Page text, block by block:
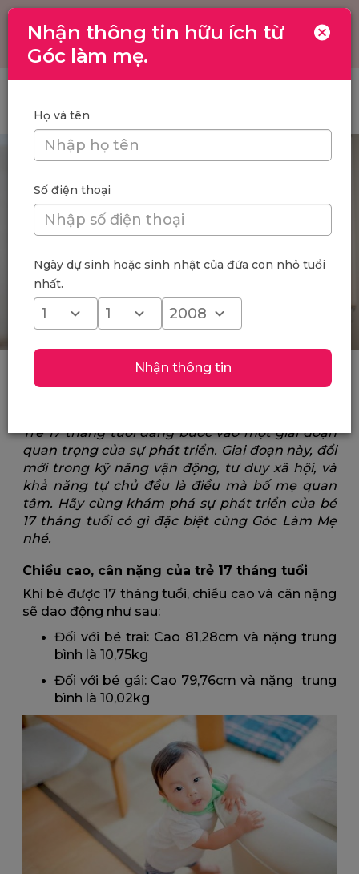
Toggle
navigation
Nhận thông tin hữu ích từ
Góc làm mẹ.
Họ và tên
Số điện thoại
Ngày dự sinh hoặc sinh nhật của đứa con nhỏ tuổi
nhất.
Nhận thông tin
tháng tuổi
Trẻ 17 tháng tuổi biết làm gì? Sự phát triển của bé
Trẻ 17 tháng tuổi đang bước vào một giai đoạn
quan trọng của sự phát triển. Giai đoạn này, đổi
mới trong kỹ năng vận động, tư duy xã hội, và
khả năng tự chủ đều là điều mà bố mẹ quan
tâm. Hãy cùng khám phá sự phát triển của bé
17 tháng tuổi có gì đặc biệt cùng Góc Làm Mẹ
nhé.
Chiều cao, cân nặng của trẻ 17 tháng tuổi
Khi bé được 17 tháng tuổi, chiều cao và cân nặng
sẽ dao động như sau:
Đối với bé trai: Cao 81,28cm và nặng trung
bình là 10,75kg
Đối với bé gái: Cao 79,76cm và nặng trung
bình là 10,02kg